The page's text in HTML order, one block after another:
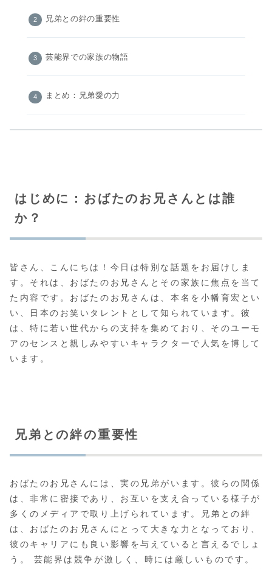
兄弟との絆の重要性
芸能界での家族の物語
まとめ：兄弟愛の力
はじめに：おばたのお兄さんとは誰
か？
皆さん、こんにちは！今日は特別な話題をお届けしま
す。それは、おばたのお兄さんとその家族に焦点を当て
た内容です。おばたのお兄さんは、本名を小幡育宏とい
い、日本のお笑いタレントとして知られています。彼
は、特に若い世代からの支持を集めており、そのユーモ
アのセンスと親しみやすいキャラクターで人気を博して
います。
兄弟との絆の重要性
おばたのお兄さんには、実の兄弟がいます。彼らの関係
は、非常に密接であり、お互いを支え合っている様子が
多くのメディアで取り上げられています。兄弟との絆
は、おばたのお兄さんにとって大きな力となっており、
彼のキャリアにも良い影響を与えていると言えるでしょ
う。 芸能界は競争が激しく、時には厳しいものです。